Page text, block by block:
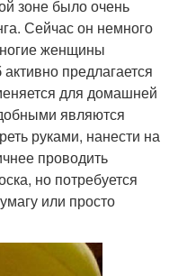
зоне было очень
Сейчас он немного
женщины
предлагается
для домашней
являются
руками, нанести на
проводить
но потребуется
или просто